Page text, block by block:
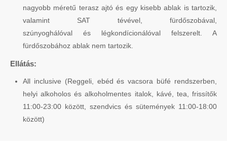
nagyobb méretű terasz ajtó és egy kisebb ablak is tartozik,
valamint SAT tévével, fürdőszobával,
szúnyoghálóval és légkondícionálóval felszerelt. A
fürdőszobához ablak nem tartozik.
Ellátás:
All inclusive (Reggeli, ebéd és vacsora büfé rendszerben,
helyi alkoholos és alkoholmentes italok, kávé, tea, frissítők
11:00-23:00 között, szendvics és sütemények 11:00-18:00
között)